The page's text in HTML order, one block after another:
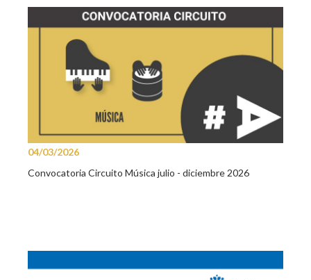
04/03/2026
Convocatoria Circuito Música julio - diciembre 2026